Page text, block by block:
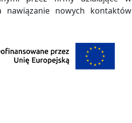
nowych kontaktów